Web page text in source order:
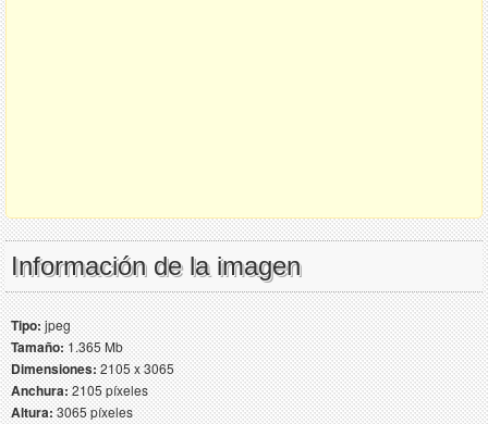
Información de la imagen
Tipo:jpeg
Tamaño:1.365 Mb
Dimensiones:2105 x 3065
Anchura:2105 píxeles
Altura:3065 píxeles